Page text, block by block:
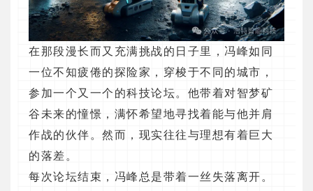
在那段漫长而又充满挑战的日子里，冯峰如同
一位不知疲倦的探险家，穿梭于不同的城市，
参加一个又一个的科技论坛。他带着对智梦矿
谷未来的憧憬，满怀希望地寻找着能与他并肩
作战的伙伴。然而，现实往往与理想有着巨大
的落差。
每次论坛结束，冯峰总是带着一丝失落离开。